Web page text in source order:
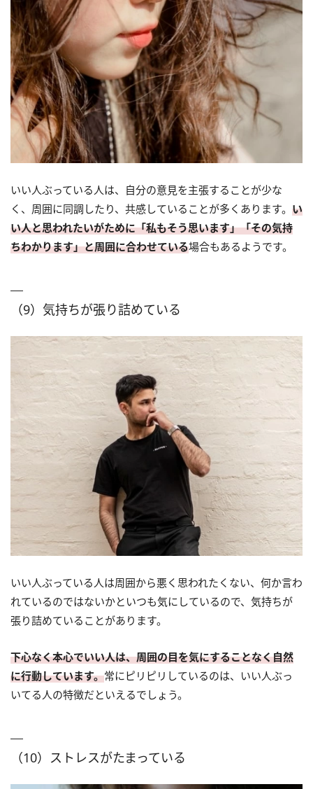
いい人ぶっている人は、自分の意見を主張することが少な
く、周囲に同調したり、共感していることが多くあります。 い
い人と思われたいがために「私もそう思います」「その気持
ちわかります」と周囲に合わせている場合もあるようです。
（9）気持ちが張り詰めている
いい人ぶっている人は周囲から悪く思われたくない、何か言わ
れているのではないかといつも気にしているので、気持ちが
張り詰めていることがあります。
下心なく本心でいい人は、周囲の目を気にすることなく自然
に行動しています。常にピリピリしているのは、いい人ぶっ
いてる人の特徴だといえるでしょう。
（10）ストレスがたまっている